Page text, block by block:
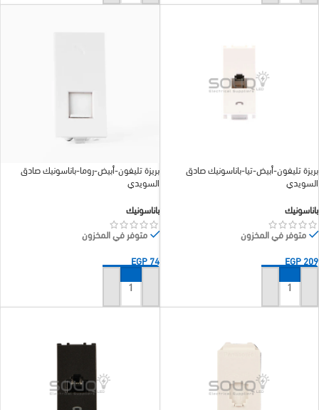
بريزة تليفون-أبيض-تيا-باناسونيك صادق
السويدي
باناسونيك
متوفر في المخزون
EGP209
إضافة إلى السلة
بريزة تليفون-أبيض-روما-باناسونيك صادق
السويدي
باناسونيك
متوفر في المخزون
EGP74
إضافة إلى السلة